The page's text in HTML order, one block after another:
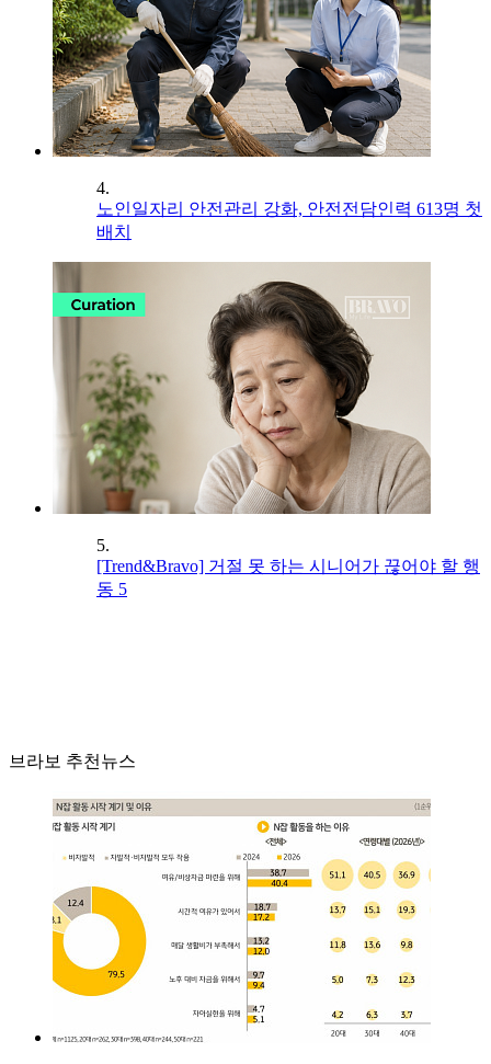
4.
노인일자리 안전관리 강화, 안전전담인력 613명 첫
배치
5.
[Trend&Bravo] 거절 못 하는 시니어가 끊어야 할 행
동 5
브라보 추천뉴스